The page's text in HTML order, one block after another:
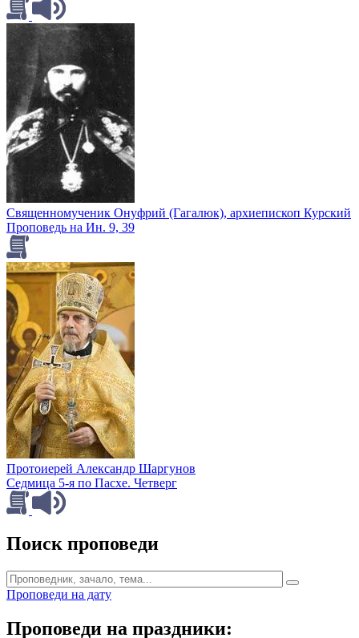
Священномученик Онуфрий (Гагалюк), архиепископ Курский
Проповедь на Ин. 9, 39
Протоиерей Александр Шаргунов
Седмица 5-я по Пасхе. Четверг
Поиск проповеди
Проповеди на дату
Проповеди на праздники: